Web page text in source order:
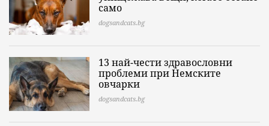
само
dogsandcats.bg
13 най-чести здравословни
проблеми при Немските
овчарки
dogsandcats.bg